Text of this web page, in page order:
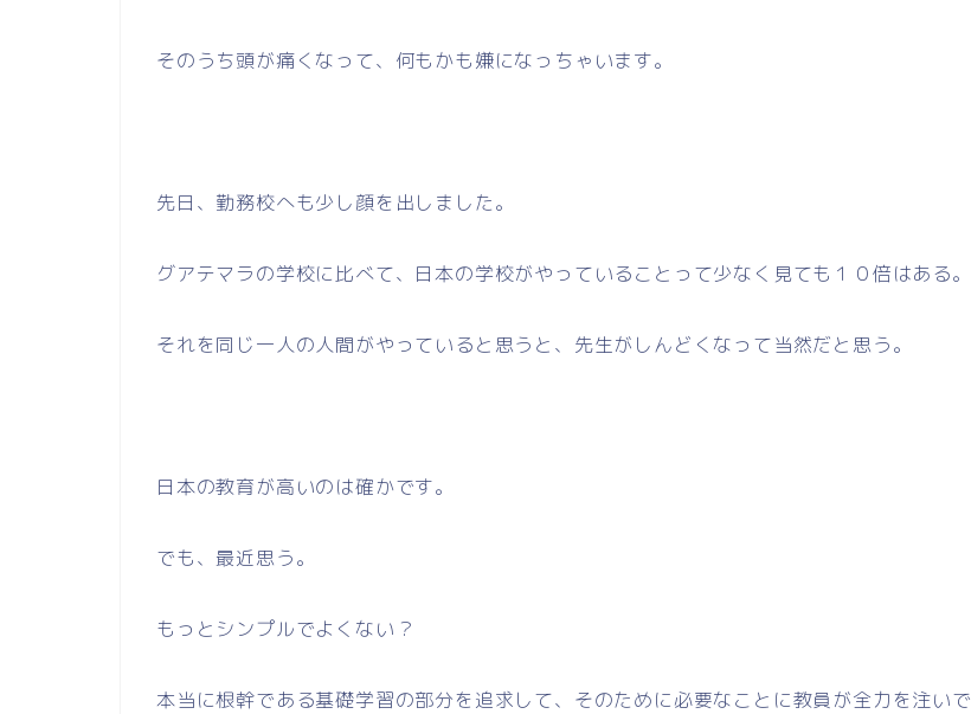
そのうち頭が痛くなって、何もかも嫌になっちゃいます。
先日、勤務校へも少し顔を出しました。
グアテマラの学校に比べて、日本の学校がやっていることって少なく見ても１０倍はある。
それを同じ一人の人間がやっていると思うと、先生がしんどくなって当然だと思う。
日本の教育が高いのは確かです。
でも、最近思う。
もっとシンプルでよくない？
本当に根幹である基礎学習の部分を追求して、そのために必要なことに教員が全力を注いで